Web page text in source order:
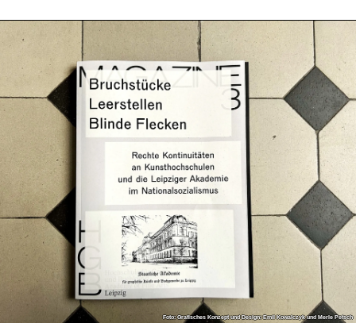
Foto: Grafisches Konzept und Design: Emil Kowalczyk und Merle Petsch
Foto: Grafisches Konzept und Design: Emil Kowalczyk und Merle Petsch